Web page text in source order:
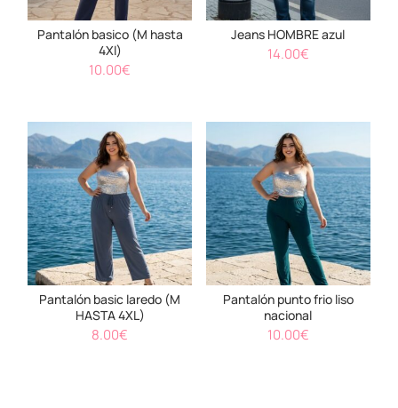
Pantalón basico (M hasta
4Xl)
10.00€
Jeans HOMBRE azul
14.00€
Pantalón basic laredo (M
HASTA 4XL)
8.00€
Pantalón punto frio liso
nacional
10.00€